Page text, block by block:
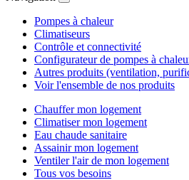
Pompes à chaleur
Climatiseurs
Contrôle et connectivité
Configurateur de pompes à
Autres produits (ventilation,
Voir l'ensemble de nos produits
Chauffer mon logement
Climatiser mon logement
Eau chaude sanitaire
Assainir mon logement
Ventiler l'air de mon logement
Tous vos besoins